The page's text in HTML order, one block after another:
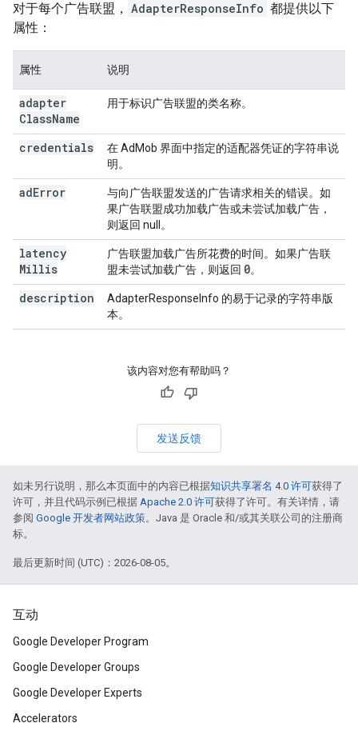
对于每个广告联盟， AdapterResponseInfo 都提供以下
属性：
属性 说明
adapter
ClassName
用于标识广告联盟的类名称。
credentials
在 AdMob 界面中指定的适配器凭证的字符串说
明。
adError
与向广告联盟发送的广告请求相关的错误。如
果广告联盟成功加载广告或未尝试加载广告，
则返回 null。
latency
Millis
广告联盟加载广告所花费的时间。如果广告联
盟未尝试加载广告，则返回 0。
description
AdapterResponseInfo 的易于记录的字符串版
本。
该内容对您有帮助吗？
发送反馈
如未另行说明，那么本页面中的内容已根据知识共享署名 4.0 许可获得了
许可，并且代码示例已根据 Apache 2.0 许可获得了许可。有关详情，请
参阅 Google 开发者网站政策。Java 是 Oracle 和/或其关联公司的注册商
标。
最后更新时间 (UTC)：2026-08-05。
互动
Google Developer Program
Google Developer Groups
Google Developer Experts
Accelerators